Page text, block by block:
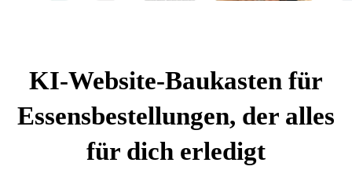
KI-Website-Baukasten für
Essensbestellungen, der alles
für dich erledigt